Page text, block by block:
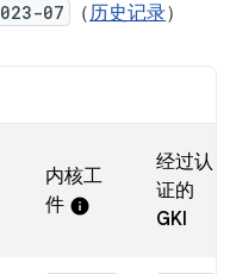
07 （历史记录）
内核工
件 info
经过认
证的
GKI